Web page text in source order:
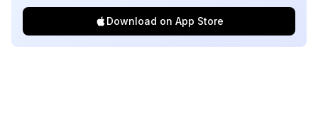
Download on App Store